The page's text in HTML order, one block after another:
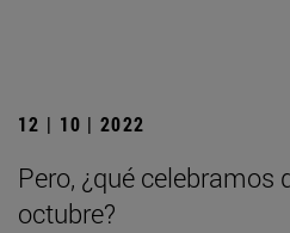
12 | 10 | 2022
Pero, ¿qué celebramos
octubre?